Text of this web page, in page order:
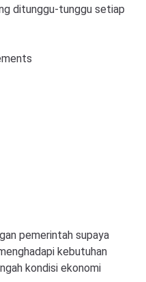
ditunggu-tunggu setiap
pemerintah supaya
kebutuhan
kondisi ekonomi